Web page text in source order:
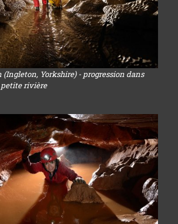
Yorkshire) - progression dans
petite rivière